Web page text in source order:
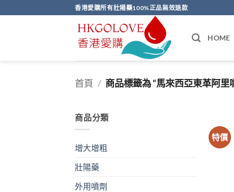
to
香港愛購所有壯陽藥100%正品無效退款
HOME
首頁 / 商品標籤為 “馬來西亞東革阿里
商品分類
增大增粗
壯陽藥
外用噴劑
特價